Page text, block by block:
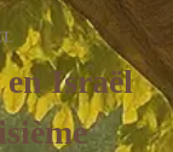
Israël